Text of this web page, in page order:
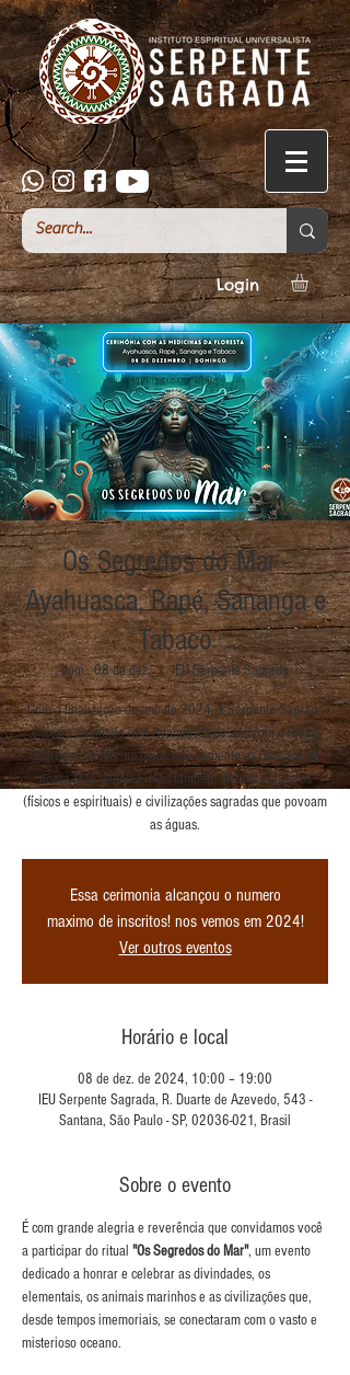
Login
Os Segredos do Mar -
Ayahuasca, Rapé, Sananga e
Tabaco
dom., 08 de dez.
  |
IEU Serpente Sagrada
Com a finalização do ano de 2024, a Serpente Sagrada
encerra os rituais com Ayahuasca do ano com o Ritual
Segredos do Mar trazendo não somente as Bençãos de
nossa Mãe Iemanjá, mas também de todos os seres
(físicos e espirituais) e civilizações sagradas que povoam
as águas.
Essa cerimonia alcançou o numero
maximo de inscritos! nos vemos em 2024!
Ver outros eventos
Horário e local
08 de dez. de 2024, 10:00 – 19:00
IEU Serpente Sagrada, R. Duarte de Azevedo, 543 -
Santana, São Paulo - SP, 02036-021, Brasil
Sobre o evento
É com grande alegria e reverência que convidamos você
a participar do ritual "Os Segredos do Mar", um evento
dedicado a honrar e celebrar as divindades, os
elementais, os animais marinhos e as civilizações que,
desde tempos imemoriais, se conectaram com o vasto e
misterioso oceano.